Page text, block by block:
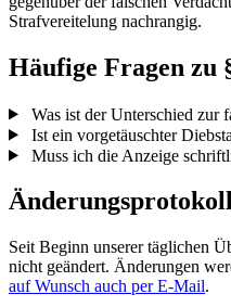
Strafvereitelung nachrangig.
Häufige Fragen zu
Was ist der Unterschied zur
Ist ein vorgetäuschter
Muss ich die Anzeige
Seit Beginn unserer täglichen
nicht geändert. Änderungen
auf Wunsch auch per E-Mail.